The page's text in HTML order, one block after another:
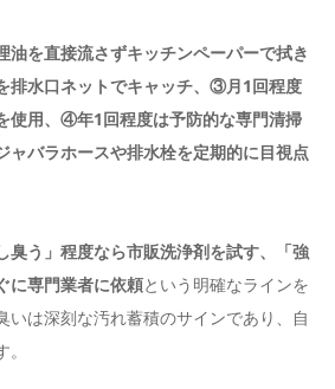
を直接流さずキッチンペーパーで拭き
排水口ネットでキャッチ、③月1回程度
使用、④年1回程度は予防的な専門清掃
バラホースや排水栓を定期的に目視点
臭う」程度なら市販洗浄剤を試す、「強
に専門業者に依頼という明確なラインを
いは深刻な汚れ蓄積のサインであり、自